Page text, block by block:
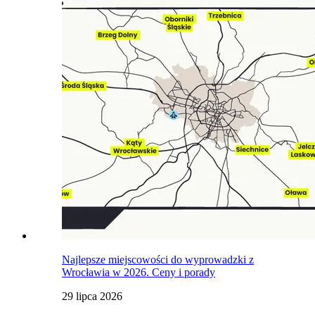
Najlepsze miejscowości do wyprowadzki z
Wrocławia w 2026. Ceny i porady
29 lipca 2026